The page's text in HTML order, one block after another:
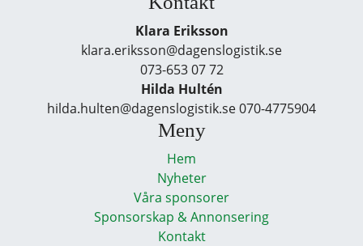
Klara Eriksson
klara.eriksson@dagenslogistik.se
073-653 07 72
Hilda Hultén
hilda.hulten@dagenslogistik.se 070-4775904
Meny
Hem
Nyheter
Våra sponsorer
Sponsorskap & Annonsering
Kontakt